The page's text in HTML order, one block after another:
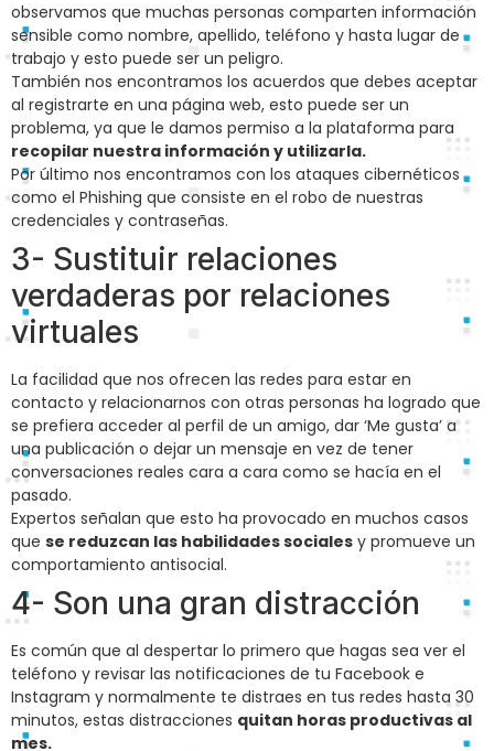
observamos que muchas personas comparten información
sensible como nombre, apellido, teléfono y hasta lugar de
trabajo y esto puede ser un peligro.
También nos encontramos los acuerdos que debes aceptar
al registrarte en una página web, esto puede ser un
problema, ya que le damos permiso a la plataforma para
recopilar nuestra información y utilizarla.
Por último nos encontramos con los ataques cibernéticos
como el Phishing que consiste en el robo de nuestras
credenciales y contraseñas.
3- Sustituir relaciones
verdaderas por relaciones
virtuales
La facilidad que nos ofrecen las redes para estar en
contacto y relacionarnos con otras personas ha logrado que
se prefiera acceder al perfil de un amigo, dar ‘Me gusta’ a
una publicación o dejar un mensaje en vez de tener
conversaciones reales cara a cara como se hacía en el
pasado.
Expertos señalan que esto ha provocado en muchos casos
que se reduzcan las habilidades sociales y promueve un
comportamiento antisocial.
4- Son una gran distracción
Es común que al despertar lo primero que hagas sea ver el
teléfono y revisar las notificaciones de tu Facebook e
Instagram y normalmente te distraes en tus redes hasta 30
minutos, estas distracciones quitan horas productivas al
mes.